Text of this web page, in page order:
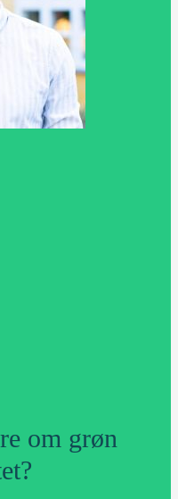
om grøn